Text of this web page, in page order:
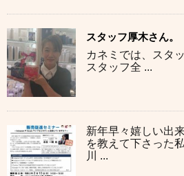
スタッフ厚木さん
カネミでは、スタ
スタッフ全 ...
新年早々嬉しい出
を教えて下さった
川 ...